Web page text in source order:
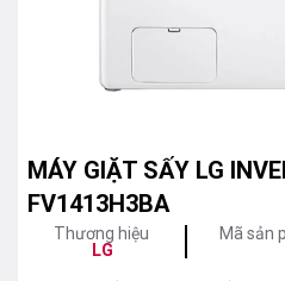
MÁY GIẶT SẤY LG
FV1413H3BA
Thương hiệu
LG
Mã sản